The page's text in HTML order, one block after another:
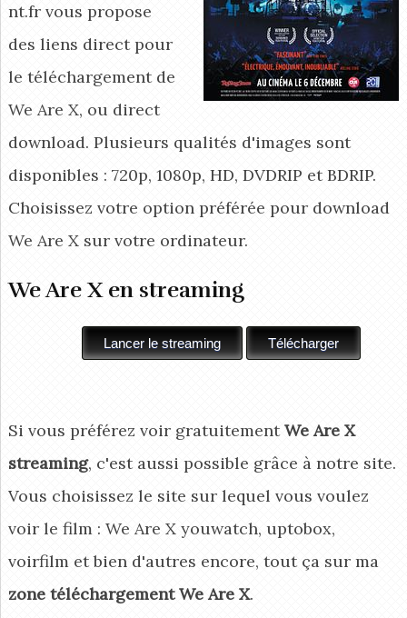
nt.fr vous propose
des liens direct pour
le téléchargement de
We Are X, ou direct
download. Plusieurs qualités d'images sont
disponibles : 720p, 1080p, HD, DVDRIP et BDRIP.
Choisissez votre option préférée pour download
We Are Xsur votre ordinateur.
We Are X en streaming
Si vous préférez voir gratuitementWe Are X
streaming, c'est aussi possible grâce à notre site.
Vous choisissez le site sur lequel vous voulez
voir le film : We Are X youwatch, uptobox,
voirfilm et bien d'autres encore, tout ça sur ma
zone téléchargement We Are X.